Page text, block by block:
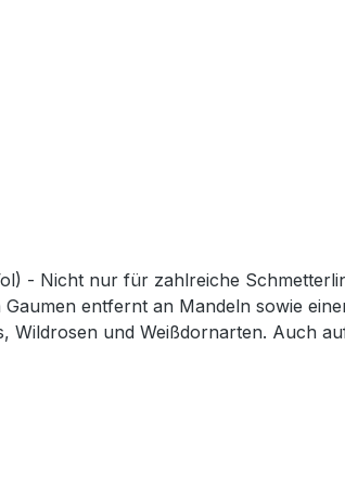
entfernt an Mandeln sowie
Wildrosen und Weißdornarten. Auch
Frost geerntet. Durch den Frost